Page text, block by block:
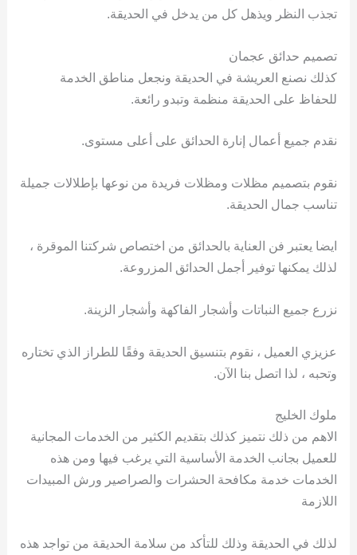
تجذب النظر ويذهل كل من يدخل في الحديقة.
تصميم حدائق عجمان
كذلك نصنع العريشة في الحديقة ونجعل مناطق الخدمة
للحفاظ على الحديقة منظمة وتبدو رائعة.
نقدم جميع أعمال إنارة الحدائق على أعلى مستوى.
نقوم بتصميم مظلات ومظلات فريدة من نوعها بإطلالات جميلة
تناسب جمال الحديقة.
ايضا يعتبر فن العناية بالحدائق من اختصاص شركتنا الموقرة ،
لذلك يمكنها توفير أجمل الحدائق المزروعة.
نزرع جميع النباتات وأشجار الفاكهة وأشجار الزينة.
عزيزي العميل ، نقوم بتنسيق الحديقة وفقًا للطراز الذي تختاره
وتحبه ، لذا اتصل بنا الآن.
ملوك الخليج
الاهم من ذلك نتميز كذلك بتقديم الكثير من الخدمات المجانية
للعميل بجانب الخدمة الأساسية التي يرغب فيها ومن هذه
الخدمات خدمة مكافحة الحشرات والصراصير ورش المبيدات
اللازمة
لذلك في الحديقة وذلك للتأكد من سلامة الحديقة من تواجد هذه